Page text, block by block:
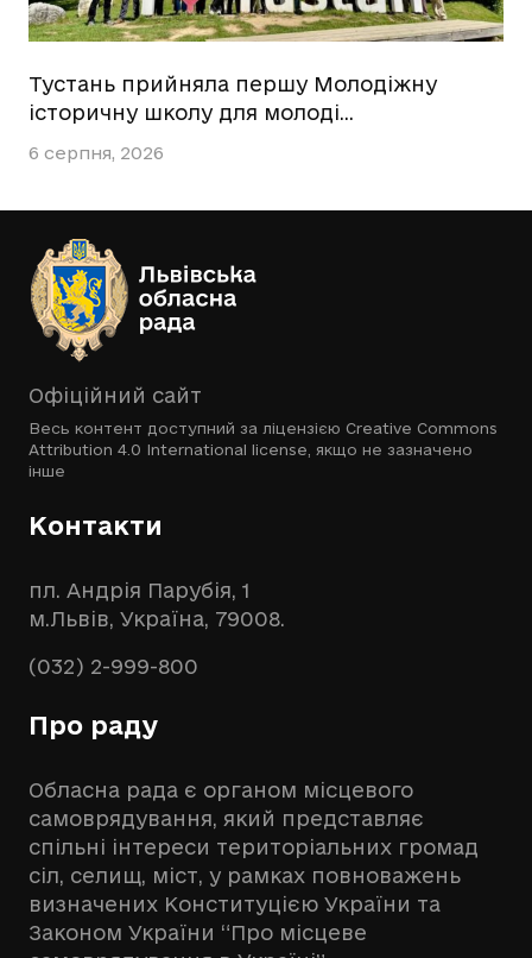
Тустань прийняла першу Молодіжну
історичну школу для молоді…
6 серпня, 2026
Офіційний сайт
Весь контент доступний за ліцензією Creative Commons
Attribution 4.0 International license , якщо не зазначено
інше
Контакти
пл. Андрія Парубія, 1
м.Львів, Україна, 79008.
(032) 2-999-800
Про раду
Обласна рада є органом місцевого
самоврядування, який представляє
спільні інтереси територіальних громад
сіл, селищ, міст, у рамках повноважень
визначених Конституцією України та
Законом України “Про місцеве